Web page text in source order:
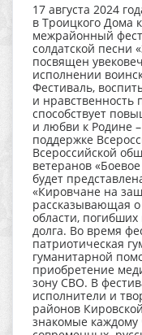
17 августа 2024
в Троицкого Дома
межрайонный
солдатской песни
посвящен
исполнении
Фестиваль,
и нравственность
способствует
и любви к Родине
поддержке
Всероссийской
ветеранов
будет
«Кировчане на
рассказывающая о
области,
долга. Во время
патриотическая
гуманитарной
приобретение
зону СВО. В
исполнители и
районов
знакомые каждому